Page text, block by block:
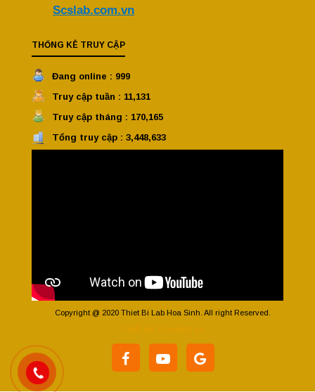
Scslab.com.vn
THỐNG KÊ TRUY CẬP
Đang online : 999
Truy cập tuần : 11,131
Truy cập tháng : 170,165
Tổng truy cập : 3,448,633
Copyright @ 2020 Thiet Bi Lab Hoa Sinh. All right Reserved.